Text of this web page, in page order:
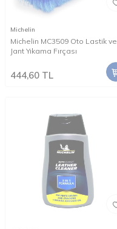
Michelin
Michelin MC3509 Oto Lastik ve
Jant Yıkama Fırçası
444,60 TL